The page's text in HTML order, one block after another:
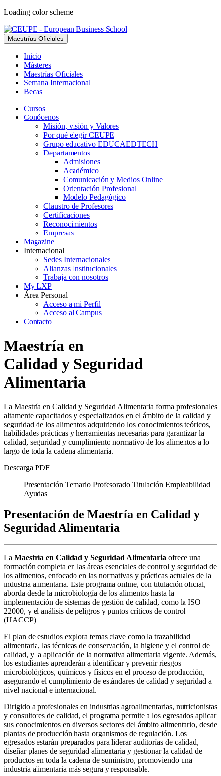
Loading color scheme
Maestrías Oficiales
Inicio
Másteres
Maestrías Oficiales
Semana Internacional
Becas
Cursos
Conócenos
Misión, visión y Valores
Por qué elegir CEUPE
Grupo educativo EDUCAEDTECH
Departamentos
Admisiones
Académico
Comunicación y Medios Online
Orientación Profesional
Modelo Pedagógico
Claustro de Profesores
Certificaciones
Reconocimientos
Empresas
Magazine
Internacional
Sedes Internacionales
Alianzas Institucionales
Trabaja con nosotros
My LXP
Área Personal
Acceso a mi Perfil
Acceso al Campus
Contacto
Maestría en
Calidad y Seguridad
Alimentaria
La Maestría en Calidad y Seguridad Alimentaria forma profesionales
altamente capacitados y especializados en el ámbito de la calidad y
seguridad de los alimentos adquiriendo los conocimientos teóricos,
habilidades prácticas y herramientas necesarias para garantizar la
calidad, seguridad y cumplimiento normativo de los alimentos a lo
largo de toda la cadena alimentaria.
Descarga PDF
Presentación Temario Profesorado Titulación Empleabilidad
Ayudas
Presentación de Maestría en Calidad y
Seguridad Alimentaria
La Maestría en Calidad y Seguridad Alimentaria ofrece una
formación completa en las áreas esenciales de control y seguridad de
los alimentos, enfocado en las normativas y prácticas actuales de la
industria alimentaria. Este programa online, con titulación oficial,
aborda desde la microbiología de los alimentos hasta la
implementación de sistemas de gestión de calidad, como la ISO
22000, y el análisis de peligros y puntos críticos de control
(HACCP).
El plan de estudios explora temas clave como la trazabilidad
alimentaria, las técnicas de conservación, la higiene y el control de
calidad, y la aplicación de la normativa alimentaria vigente. Además,
los estudiantes aprenderán a identificar y prevenir riesgos
microbiológicos, químicos y físicos en el proceso de producción,
asegurando el cumplimiento de estándares de calidad y seguridad a
nivel nacional e internacional.
Dirigido a profesionales en industrias agroalimentarias, nutricionistas
y consultores de calidad, el programa permite a los egresados aplicar
sus conocimientos en diversos sectores del ámbito alimentario, desde
plantas de producción hasta organismos de regulación. Los
egresados estarán preparados para liderar auditorías de calidad,
diseñar planes de seguridad alimentaria y gestionar la calidad de
productos en toda la cadena de suministro, promoviendo una
industria alimentaria más segura y responsable.